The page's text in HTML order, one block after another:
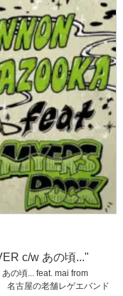
c/w あの頃..."
の頃... feat. mai from
名古屋の老舗レゲエバンド